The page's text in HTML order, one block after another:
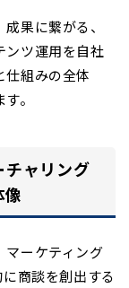
果に繋がる、
ンツ運用を自社
仕組みの全体
。
チャリング
マーケティング
商談を創出する